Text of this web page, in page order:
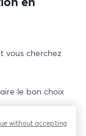
vous cherchez
le bon choix
de découvrir, en
without accepting